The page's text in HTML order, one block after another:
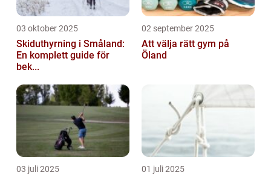
03 oktober 2025
Skiduthyrning i Småland:
En komplett guide för
bek...
02 september 2025
Att välja rätt gym på
Öland
03 juli 2025 01 juli 2025